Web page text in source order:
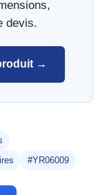
devis.
→
#YR06009